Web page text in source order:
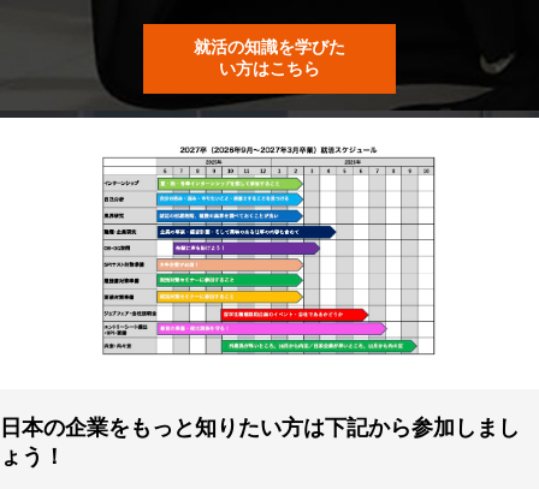
就活の知識を学びた
い方はこちら
日本の企業をもっと知りたい方は下記から参加しまし
ょう！